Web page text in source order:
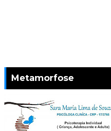
Metamorfose